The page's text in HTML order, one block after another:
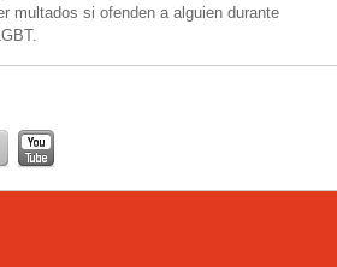
multados si ofenden a alguien durante